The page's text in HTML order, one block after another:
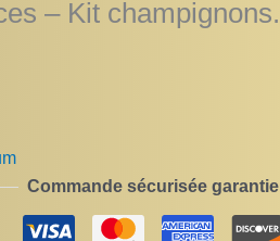
– Kit champignons.
Commande sécurisée garantie